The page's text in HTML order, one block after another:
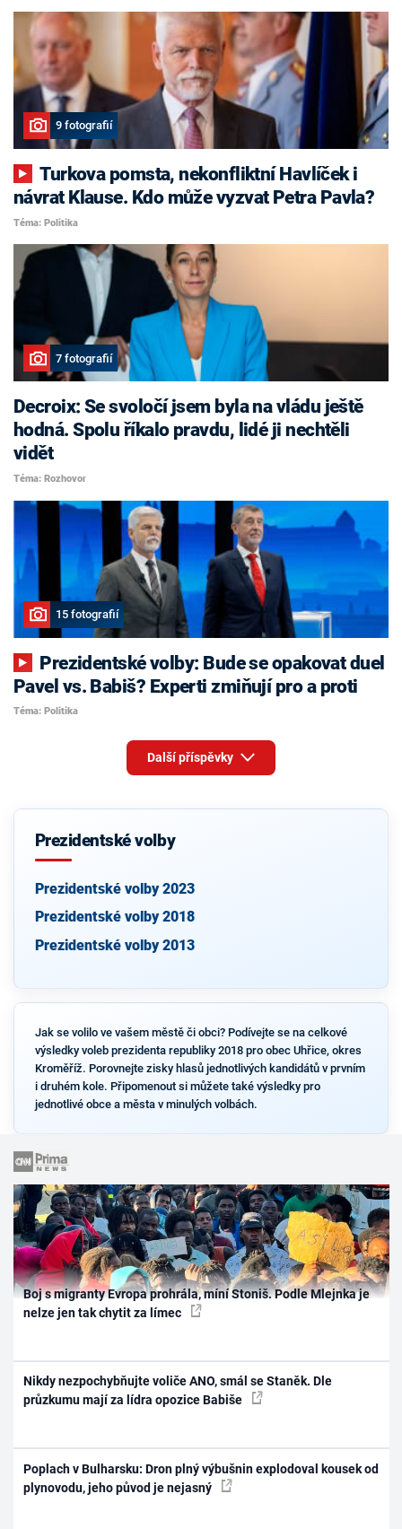
9 fotografií
Turkova pomsta, nekonfliktní Havlíček i
návrat Klause. Kdo může vyzvat Petra Pavla?
Téma: Politika
7 fotografií
Decroix: Se svoločí jsem byla na vládu ještě
hodná. Spolu říkalo pravdu, lidé ji nechtěli
vidět
Téma: Rozhovor
15 fotografií
Pavel vs. Babiš? Experti zmiňují pro a proti
Téma: Politika
Další příspěvky
Prezidentské volby
Prezidentské volby 2023
Prezidentské volby 2018
Prezidentské volby 2013
Jak se volilo ve vašem městě či obci? Podívejte se na celkové
výsledky voleb prezidenta republiky 2018 pro obec Uhřice, okres
Kroměříž. Porovnejte zisky hlasů jednotlivých kandidátů v prvním
i druhém kole. Připomenout si můžete také výsledky pro
jednotlivé obce a města v minulých volbách.
Boj s migranty Evropa prohrála, míní Stoniš. Podle Mlejnka je
nelze jen tak chytit za límec
Nikdy nezpochybňujte voliče ANO, smál se Staněk. Dle
průzkumu mají za lídra opozice Babiše
Poplach v Bulharsku: Dron plný výbušnin explodoval kousek od
plynovodu, jeho původ je nejasný